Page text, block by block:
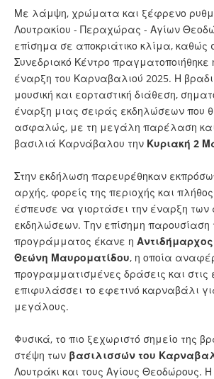
Με λάμψη, χρώματα και ξέφρενο
Λουτρακίου - Περαχώρας - Αγίων
επίσημα σε αποκριάτικο κλίμα, καθώς
Συνεδριακό Κέντρο πραγματοποιήθηκε
έναρξη του Καρναβαλιού 2025. Η
μουσική και εορταστική διάθεση,
έναρξη μιας σειράς εκδηλώσεων που
ασφαλώς, με τη μεγάλη παρέλαση και
βασιλιά Καρνάβαλου την Κυριακή 2
Στην εκδήλωση παρευρέθηκαν
αρχής, φορείς της περιοχής και
έσπευσε να γιορτάσει την έναρξη των
εκδηλώσεων. Την επίσημη παρουσίαση
προγράμματος έκανε η
Θεώνη Μαυροματίδου, η οποία
προγραμματισμένες δράσεις και στις
επιφυλάσσει το εφετινό καρναβάλι
μεγάλους.
Φυσικά, το πιο ξεχωριστό σημείο της
στέψη των βασιλισσών του
Λουτράκι και τους Αγίους Θεοδώρους. Η